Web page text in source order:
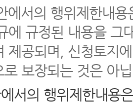
에서의 행위제한내
에 규정된 내용을 그
제공되며, 신청토지
로 보장되는 것은 아
서의 행위제한내용